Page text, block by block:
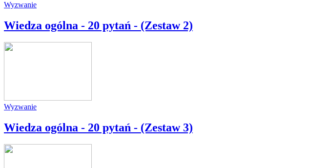
Wyzwanie
Wiedza ogólna - 20 pytań - (Zestaw 2)
Wyzwanie
Wiedza ogólna - 20 pytań - (Zestaw 3)